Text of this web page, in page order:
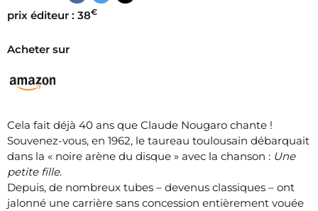
prix éditeur : 38€
Acheter sur
Cela fait déjà 40 ans que Claude Nougaro chante !
Souvenez-vous, en 1962, le taureau toulousain débarquait
dans la « noire arène du disque » avec la chanson : Une
petite fille.
Depuis, de nombreux tubes – devenus classiques – ont
jalonné une carrière sans concession entièrement vouée